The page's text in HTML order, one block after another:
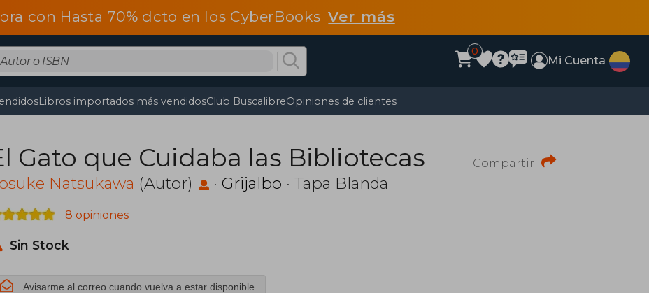
con Hasta 70% dcto en los CyberBooksVer más
0
Mi Cuenta
Libros importados más vendidosClub BuscalibreOpiniones de clientes
Compartir
Gato que Cuidaba las Bibliotecas
Natsukawa (Autor) · Grijalbo · Tapa Blanda
8 opiniones
Sin Stock
Avisarme al correo cuando vuelva a estar disponible